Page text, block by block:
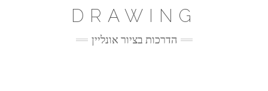
DRAWING
הדרכות בציור אונליין